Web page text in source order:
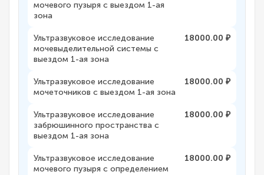
мочевого пузыря с выездом 1-ая
зона
Ультразвуковое исследование
мочевыделительной системы с
выездом 1-ая зона
18000.00 ₽
Ультразвуковое исследование
мочеточников с выездом 1-ая зона
18000.00 ₽
Ультразвуковое исследование
забрюшинного пространства с
выездом 1-ая зона
18000.00 ₽
Ультразвуковое исследование
мочевого пузыря с определением
18000.00 ₽